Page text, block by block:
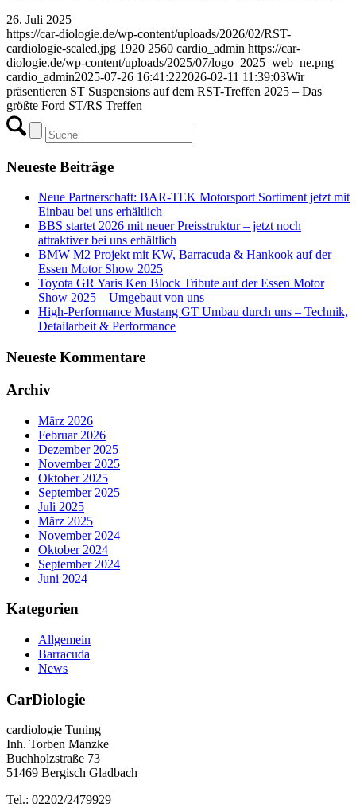
26. Juli 2025
https://car-diologie.de/wp-content/uploads/2026/02/RST-
cardiologie-scaled.jpg 1920 2560 cardio_admin https://car-
diologie.de/wp-content/uploads/2025/07/logo_2025_web_ne.png
cardio_admin2025-07-26 16:41:222026-02-11 11:39:03Wir
präsentieren ST Suspensions auf dem RST-Treffen 2025 – Das
größte Ford ST/RS Treffen
Neueste Beiträge
Neue Partnerschaft: BAR-TEK Motorsport Sortiment jetzt mit
Einbau bei uns erhältlich
BBS startet 2026 mit neuer Preisstruktur – jetzt noch
attraktiver bei uns erhältlich
BMW M2 Projekt mit KW, Barracuda & Hankook auf der
Essen Motor Show 2025
Toyota GR Yaris Ken Block Tribute auf der Essen Motor
Show 2025 – Umgebaut von uns
High-Performance Mustang GT Umbau durch uns – Technik,
Detailarbeit & Performance
Neueste Kommentare
Archiv
März 2026
Februar 2026
Dezember 2025
November 2025
Oktober 2025
September 2025
Juli 2025
März 2025
November 2024
Oktober 2024
September 2024
Juni 2024
Kategorien
Allgemein
Barracuda
News
CarDiologie
cardiologie Tuning
Inh. Torben Manzke
Buchholzstraße 73
51469 Bergisch Gladbach
Tel.: 02202/2479929